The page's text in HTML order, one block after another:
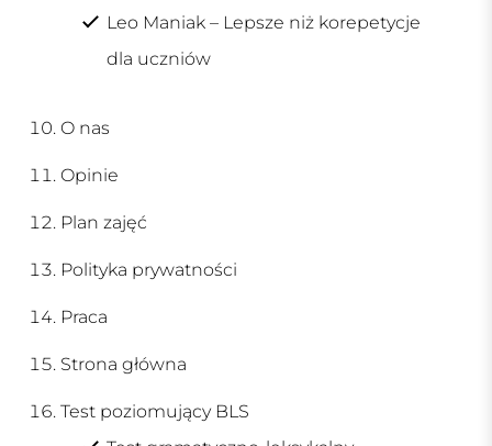
Leo Maniak – Lepsze niż korepetycje
dla uczniów
O nas
Opinie
Plan zajęć
Polityka prywatności
Praca
Strona główna
Test poziomujący BLS